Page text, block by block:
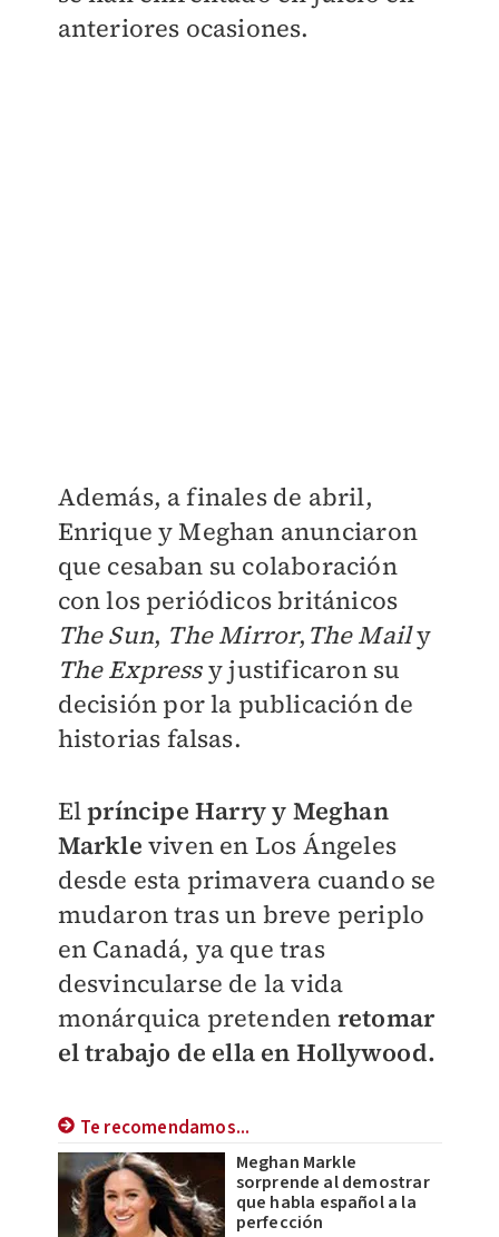
anteriores ocasiones.
Además, a finales de abril,
Enrique y Meghan anunciaron
que cesaban su colaboración
con los periódicos británicos
The Sun, The Mirror, The Maily
The Expressy justificaron su
decisión por la publicación de
historias falsas.
Elpríncipe Harry y Meghan
Markle viven en Los Ángeles
desde esta primavera cuando se
mudaron tras un breve periplo
en Canadá, ya que tras
desvincularse de la vida
monárquica pretenden retomar
el trabajo de ella en Hollywood.
Te recomendamos...
Meghan Markle
sorprende al demostrar
que habla español a la
perfección